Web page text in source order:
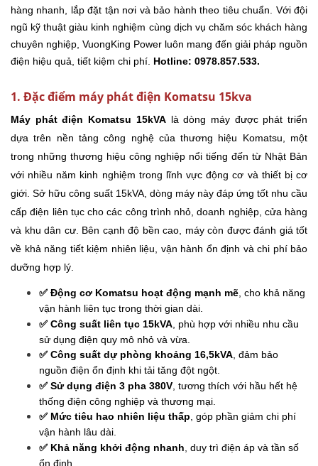
hàng nhanh, lắp đặt tận nơi và bảo hành theo tiêu chuẩn. Với đội
ngũ kỹ thuật giàu kinh nghiệm cùng dịch vụ chăm sóc khách hàng
chuyên nghiệp, VuongKing Power luôn mang đến giải pháp nguồn
điện hiệu quả, tiết kiệm chi phí. Hotline: 0978.857.533.
1. Đặc điểm máy phát điện Komatsu 15kva
Máy phát điện Komatsu 15kVAlà dòng máy được phát triển
dựa trên nền tảng công nghệ của thương hiệu Komatsu, một
trong những thương hiệu công nghiệp nổi tiếng đến từ Nhật Bản
với nhiều năm kinh nghiệm trong lĩnh vực động cơ và thiết bị cơ
giới. Sở hữu công suất 15kVA, dòng máy này đáp ứng tốt nhu cầu
cấp điện liên tục cho các công trình nhỏ, doanh nghiệp, cửa hàng
và khu dân cư. Bên cạnh độ bền cao, máy còn được đánh giá tốt
về khả năng tiết kiệm nhiên liệu, vận hành ổn định và chi phí bảo
dưỡng hợp lý.
✅ Động cơ Komatsu hoạt động mạnh mẽ , cho khả năng
vận hành liên tục trong thời gian dài.
✅ Công suất liên tục 15kVA , phù hợp với nhiều nhu cầu
sử dụng điện quy mô nhỏ và vừa.
✅ Công suất dự phòng khoảng 16,5kVA , đảm bảo
nguồn điện ổn định khi tải tăng đột ngột.
✅ Sử dụng điện 3 pha 380V , tương thích với hầu hết hệ
thống điện công nghiệp và thương mại.
✅ Mức tiêu hao nhiên liệu thấp , góp phần giảm chi phí
vận hành lâu dài.
✅ Khả năng khởi động nhanh , duy trì điện áp và tần số
ổn định.